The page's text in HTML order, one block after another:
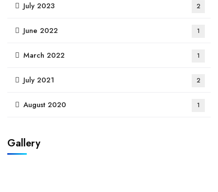
July 2023 2
June 2022 1
March 2022 1
July 2021 2
August 2020 1
Gallery